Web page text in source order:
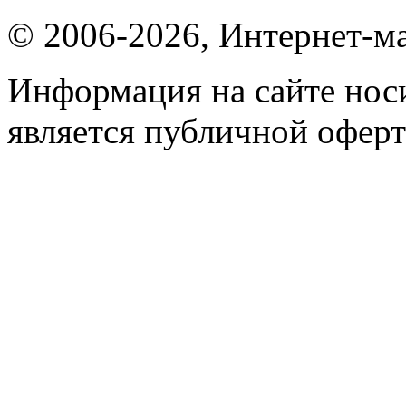
© 2006-2026, Интернет-
Информация на сайте
является публичной